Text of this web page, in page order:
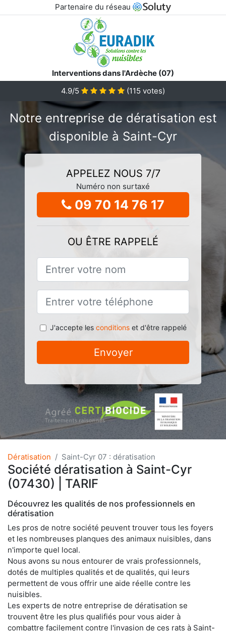
Partenaire du réseau
Interventions dans l'Ardèche (07)
4.9/5
(115 votes)
Notre entreprise de dératisation est
disponible à Saint-Cyr
APPELEZ NOUS 7/7
Numéro non surtaxé
09 70 14 76 17
OU ÊTRE RAPPELÉ
J'accepte les conditionset d'être rappelé
Envoyer
Dératisation Saint-Cyr 07 : dératisation
Société dératisation à Saint-Cyr
(07430) | TARIF
Découvrez les qualités de nos professionnels en
dératisation
Les pros de notre société peuvent trouver tous les foyers
et les nombreuses planques des animaux nuisibles, dans
n'importe quel local.
Nous avons su nous entourer de vrais professionnels,
dotés de multiples qualités et de qualités, qui leurs
permettent de vous offrir une aide réelle contre les
nuisibles.
Les experts de notre entreprise de dératisation se
trouvent être les plus qualifiés pour vous aider à
combattre facilement contre l'invasion de ces rats à Saint-